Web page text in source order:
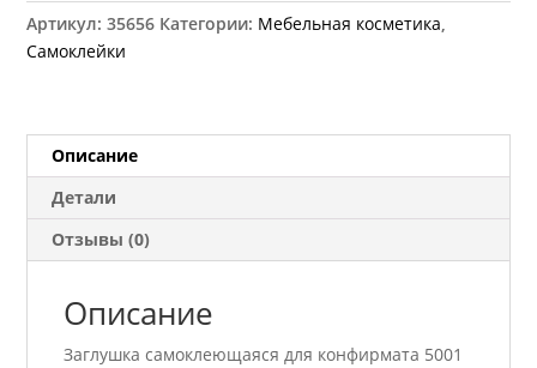
конфирмата
Артикул:35656 Категории: Мебельная косметика
Самоклейки
Описание
Детали
Отзывы (0)
Описание
Заглушка самоклеющаяся для конфирмата 5001